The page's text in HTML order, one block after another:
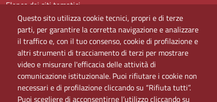
Questo sito utilizza cookie tecnici, propri e di terze
parti, per garantire la corretta navigazione e analizzare
il traffico e, con il tuo consenso, cookie di profilazione e
altri strumenti di tracciamento di terzi per mostrare
video e misurare l'efficacia delle attività di
comunicazione istituzionale. Puoi rifiutare i cookie non
necessari e di profilazione cliccando su “Rifiuta tutti”.
Puoi scegliere di acconsentirne l’utilizzo cliccando su
Elenco dei siti tematici
Mappa del sito
PEC
Rete Wi-Fi Eduroam
Servizio Proxy
Guida all’uso del portale